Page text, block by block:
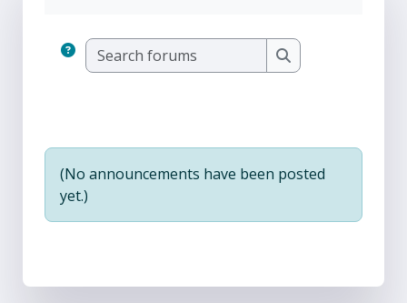
Search forums
Search forums
(No announcements have been posted
yet.)